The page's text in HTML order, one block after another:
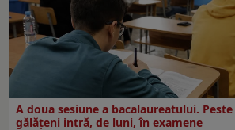
A doua sesiune a bacalaureatului.
gălăţeni intră, de luni, în examene